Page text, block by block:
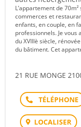
L’appartement de
commerces et
enfants, en couple, en
professionnels. Je vous
du XVIIIè siècle,
du bâtiment. Cet
21 RUE MONGE
Téléphone
LOCALISER